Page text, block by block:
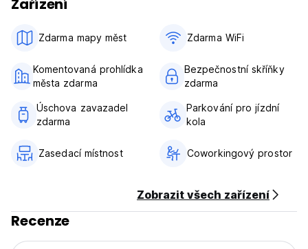
Zařízení
Zdarma mapy měst Zdarma WiFi
Komentovaná prohlídka
města zdarma
Bezpečnostní skříňky
zdarma
Úschova zavazadel
zdarma
Parkování pro jízdní
kola
Zasedací místnost Coworkingový prostor
Zobrazit všech zařízení
Recenze